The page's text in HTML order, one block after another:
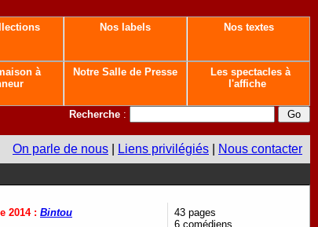
Nos labels Nos textes
à
Notre Salle de Presse
Les spectacles à
l'affiche
Recherche :
On parle de nous Liens privilégiés Nous contacter
2014 : Bintou
43 pages
6 comédiens